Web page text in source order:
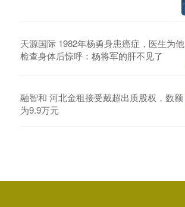
天源国际 1982年杨勇身患癌症，医生为他
检查身体后惊呼：杨将军的肝不见了
融智和 河北金租接受戴超出质股权，数额
为9.9万元